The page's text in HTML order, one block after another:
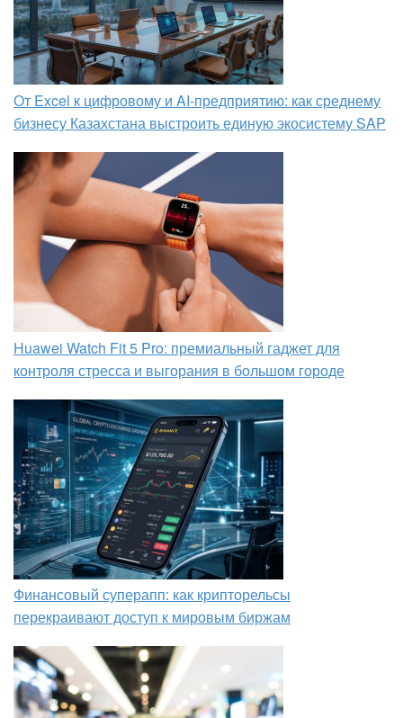
От Excel к цифровому и AI‑предприятию: как среднему
бизнесу Казахстана выстроить единую экосистему SAP
Huawei Watch Fit 5 Pro: премиальный гаджет для
контроля стресса и выгорания в большом городе
Финансовый суперапп: как крипторельсы
перекраивают доступ к мировым биржам